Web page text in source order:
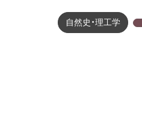
自然史・理工学